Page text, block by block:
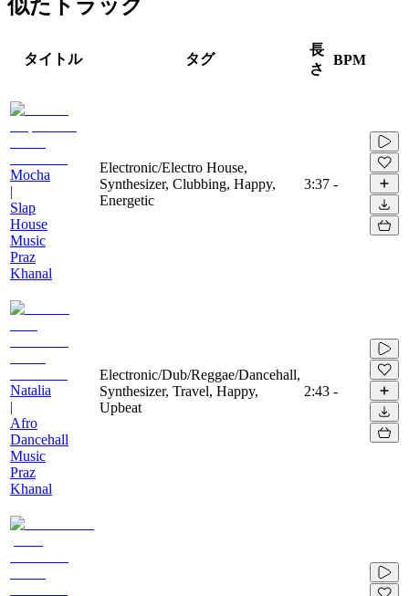
似たトラック
タイトル タグ
長
さ
BPM
Mocha
|
Slap
House
Music
Praz
Khanal
Electronic/Electro House,
Synthesizer, Clubbing, Happy,
Energetic
3:37 -
Natalia
|
Afro
Dancehall
Music
Praz
Khanal
Electronic/Dub/Reggae/Dancehall,
Synthesizer, Travel, Happy,
Upbeat
2:43 -